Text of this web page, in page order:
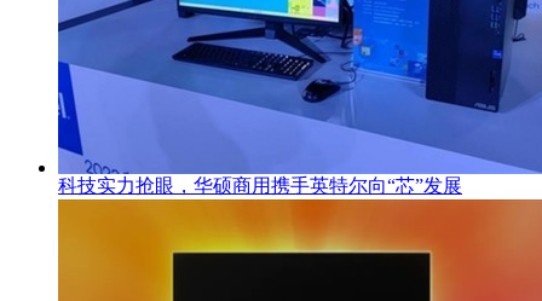
科技实力抢眼，华硕商用携手英特尔向“芯”发展